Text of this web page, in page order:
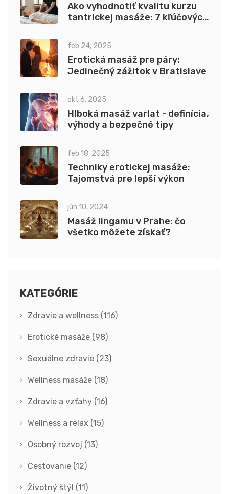
Ako vyhodnotiť kvalitu kurzu
tantrickej masáže: 7 kľúčových
feb 24, 2025
Erotická masáž pre páry:
Jedinečný zážitok v Bratislave
okt 6, 2025
Hlboká masáž varlat - definícia,
výhody a bezpečné tipy
feb 18, 2025
Techniky erotickej masáže:
Tajomstvá pre lepší výkon
jún 10, 2024
Masáž lingamu v Prahe: čo
všetko môžete získať?
KATEGÓRIE
Zdravie a wellness (116)
Erotické masáže (98)
Sexuálne zdravie (23)
Wellness masáže (18)
Zdravie a vzťahy (16)
Wellness a relax (15)
Osobný rozvoj (13)
Cestovanie (12)
Životný štýl (11)